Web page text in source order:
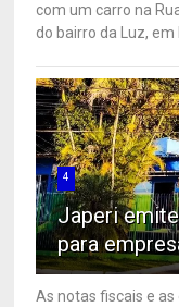
com um carro na
do bairro da Luz, em
4
Japeri
para
As notas fiscais e as